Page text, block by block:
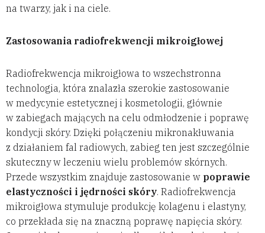
na twarzy, jak i na ciele.
Zastosowania radiofrekwencji mikroigłowej
Radiofrekwencja mikroigłowa to wszechstronna
technologia, która znalazła szerokie zastosowanie
w medycynie estetycznej i kosmetologii, głównie
w zabiegach mających na celu odmłodzenie i poprawę
kondycji skóry. Dzięki połączeniu mikronakłuwania
z działaniem fal radiowych, zabieg ten jest szczególnie
skuteczny w leczeniu wielu problemów skórnych.
Przede wszystkim znajduje zastosowanie w poprawie
elastyczności i jędrności skóry. Radiofrekwencja
mikroigłowa stymuluje produkcję kolagenu i elastyny,
co przekłada się na znaczną poprawę napięcia skóry.